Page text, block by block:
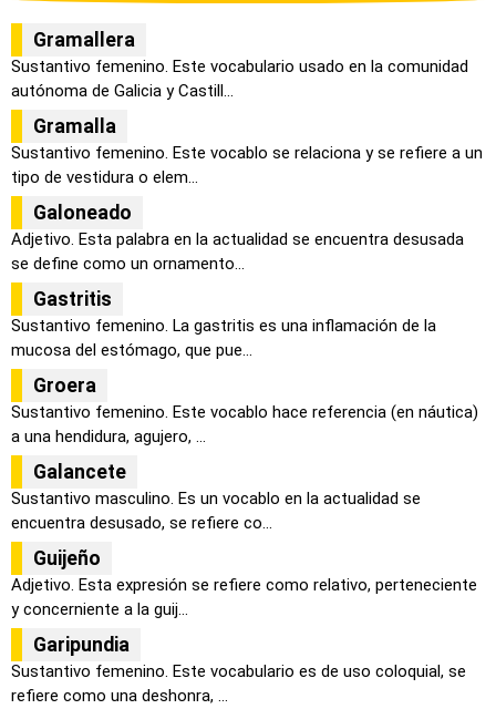
Gramallera
Sustantivo femenino. Este vocabulario usado en la comunidad
autónoma de Galicia y Castill...
Gramalla
Sustantivo femenino. Este vocablo se relaciona y se refiere a un
tipo de vestidura o elem...
Galoneado
Adjetivo. Esta palabra en la actualidad se encuentra desusada
se define como un ornamento...
Gastritis
Sustantivo femenino. La gastritis es una inflamación de la
mucosa del estómago, que pue...
Groera
Sustantivo femenino. Este vocablo hace referencia (en náutica)
a una hendidura, agujero, ...
Galancete
Sustantivo masculino. Es un vocablo en la actualidad se
encuentra desusado, se refiere co...
Guijeño
Adjetivo. Esta expresión se refiere como relativo, perteneciente
y concerniente a la guij...
Garipundia
Sustantivo femenino. Este vocabulario es de uso coloquial, se
refiere como una deshonra, ...